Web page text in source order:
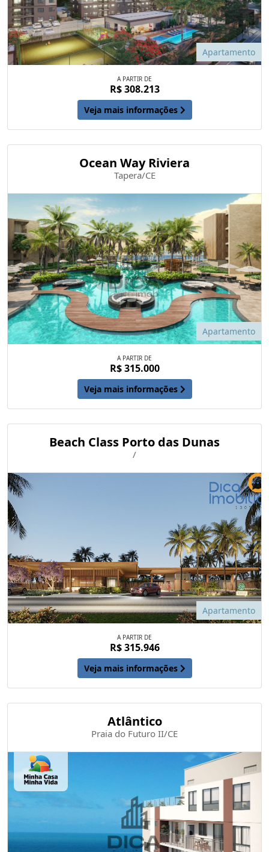
Apartamento
A PARTIR DE
R$ 308.213
Veja mais informações
Ocean Way Riviera
Tapera/CE
Apartamento
A PARTIR DE
R$ 315.000
Veja mais informações
Beach Class Porto das Dunas
/
Apartamento
A PARTIR DE
R$ 315.946
Veja mais informações
Atlântico
Praia do Futuro II/CE